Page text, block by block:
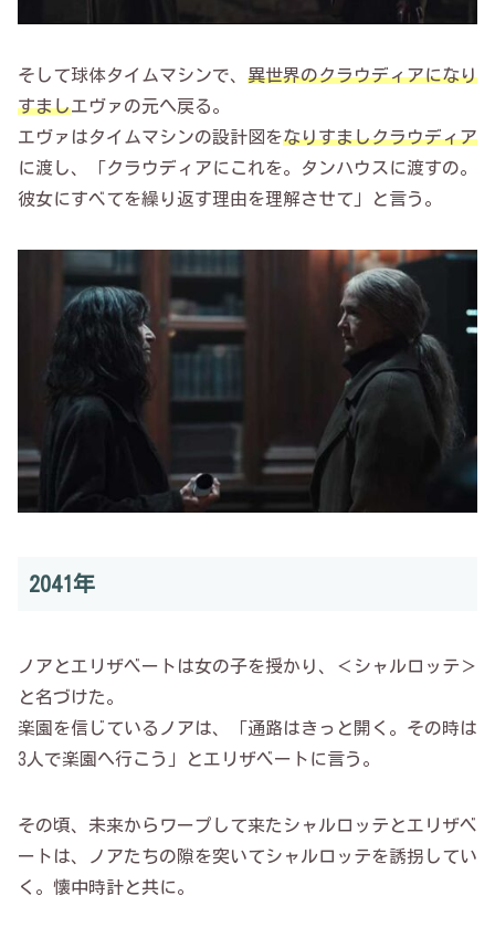
そして球体タイムマシンで、 異世界のクラウディアになり
すましエヴァの元へ戻る。
エヴァはタイムマシンの設計図をなりすましクラウディア
に渡し、「クラウディアにこれを。タンハウスに渡すの。
彼女にすべてを繰り返す理由を理解させて」と言う。
2041年
ノアとエリザベートは女の子を授かり、＜シャルロッテ＞
と名づけた。
楽園を信じているノアは、「通路はきっと開く。その時は
3人で楽園へ行こう」とエリザベートに言う。
その頃、未来からワープして来たシャルロッテとエリザベ
ートは、ノアたちの隙を突いてシャルロッテを誘拐してい
く。懐中時計と共に。